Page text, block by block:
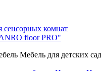
сенсорных комнат
floor PRO"
Мебель для детских